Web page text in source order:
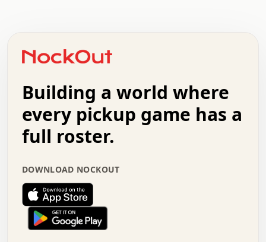
+   .   .   .   .   .   .   .   .   .   +   .   .
.   .   .   .   .   .   .   .   .   .   .   :   .
.   .   .   .   +   .   .   .   .   .   .   .   +
.   :   .   .   .   .   .   .   .   .   o   .   .
.   .   x   .   .   .   .   .   .   :   .   .   o
.   .   .   .   :   .   .   .   .   o   .   .   .
.   .   .   .   .   .   .   :   .   .   .   .   .
.   .   .   .   .   .   .   +   .   .   x   .   .
.   .   .   .   .   :   +   .   .   .   .   .   o
.   .   .   .   .   .   .   .   .   .   .   .   .
.   .   :   o   .   .   .   .   .   .   .   +   .
.   o   .   .   .   .   x   .   .   .   .   .   .
Building a world where
every pickup game has a
full roster.
DOWNLOAD NOCKOUT